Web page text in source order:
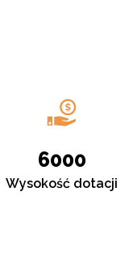
6000
Wysokość dotacji